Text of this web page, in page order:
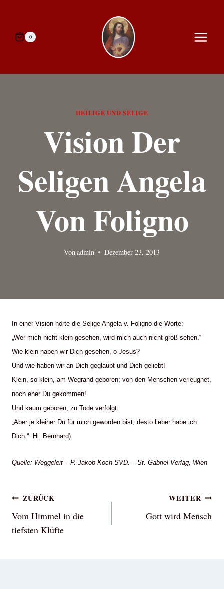
springen0
HEILIGE UND SELIGE
Vision Der
Seligen Angela
Von Foligno
Vonadmin Dezember 23, 2013
In einer Vision hörte die Selige Angela v. Foligno die Worte:
„Wer mich nicht klein gesehen, wird mich auch nicht groß sehen.“
Wie klein haben wir Dich gesehen, o Jesus?
Und wie haben wir an Dich geglaubt und Dich geliebt!
Klein, so klein, am Wegrand geboren; von den Menschen verleugnet,
noch eher Du gekommen!
Und kaum geboren, zu Tode verfolgt.
„Aber je kleiner Du für mich geworden bist, desto lieber habe ich
Dich.“ Hl. Bernhard)
Quelle: Weggeleit – P. Jakob Koch SVD. – St. Gabriel-Verlag, Wien
Beitragsnavigation
ZURÜCK
Vom Himmel in die
tiefsten Klüfte
WEITER
Gott wird Mensch